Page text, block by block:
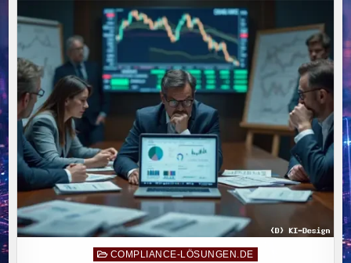
FUSSABDRUCK-B
ERECHNUNG: P
RAXISORIENTIERTE M
ETHODIK F
ÜR D
IE I
NDUSTRIE D
URCH F
ACTORY-X
RAUNHOFER I
WU.
Posted
COMPLIANCE-LÖSUNGEN.DE